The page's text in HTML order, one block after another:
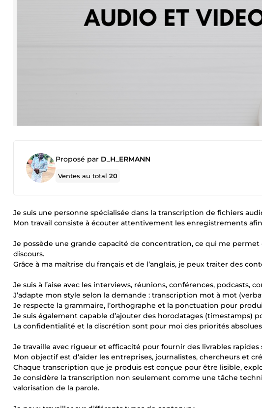
Proposé par D_H_ERMANN
Ventes au total20
Je suis une personne spécialisée dans la transcription de fichiers
Mon travail consiste à écouter attentivement les enregistrements
Je possède une grande capacité de concentration, ce qui me
discours.
Grâce à ma maîtrise du français et de l’anglais, je peux traiter des
Je suis à l’aise avec les interviews, réunions, conférences, podcasts,
J’adapte mon style selon la demande : transcription mot à mot
Je respecte la grammaire, l’orthographe et la ponctuation pour
Je suis également capable d’ajouter des horodatages (timestamps)
La confidentialité et la discrétion sont pour moi des priorités
Je travaille avec rigueur et efficacité pour fournir des livrables
Mon objectif est d’aider les entreprises, journalistes, chercheurs et
Chaque transcription que je produis est conçue pour être lisible,
Je considère la transcription non seulement comme une tâche
valorisation de la parole.